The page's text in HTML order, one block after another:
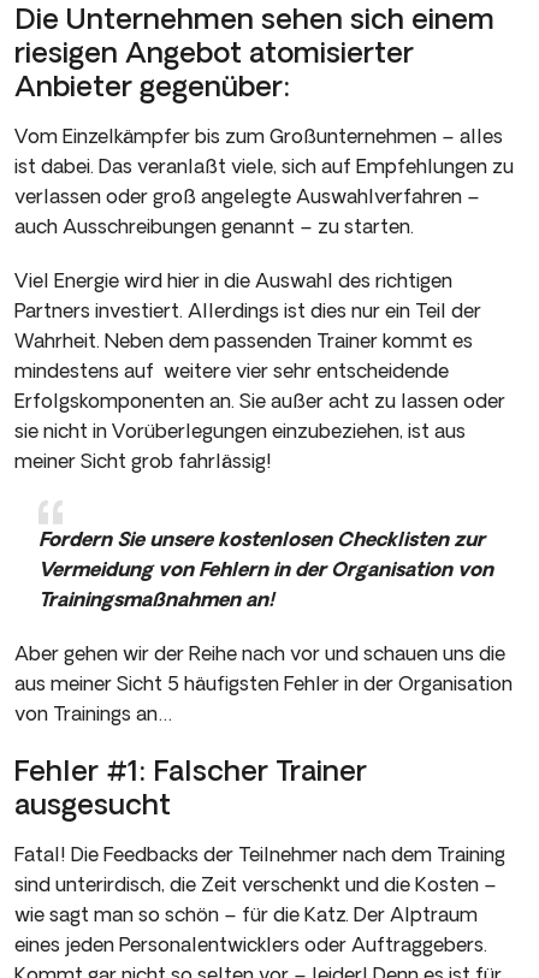
Die Unternehmen sehen sich einem
riesigen Angebot atomisierter
Anbieter gegenüber:
Vom Einzelkämpfer bis zum Großunternehmen – alles
ist dabei. Das veranlaßt viele, sich auf Empfehlungen zu
verlassen oder groß angelegte Auswahlverfahren –
auch Ausschreibungen genannt – zu starten.
Viel Energie wird hier in die Auswahl des richtigen
Partners investiert. Allerdings ist dies nur ein Teil der
Wahrheit. Neben dem passenden Trainer kommt es
mindestens auf weitere vier sehr entscheidende
Erfolgskomponenten an. Sie außer acht zu lassen oder
sie nicht in Vorüberlegungen einzubeziehen, ist aus
meiner Sicht grob fahrlässig!
Fordern Sie unsere kostenlosen Checklisten zur
Vermeidung von Fehlern in der Organisation von
Trainingsmaßnahmen an!
Aber gehen wir der Reihe nach vor und schauen uns die
aus meiner Sicht 5 häufigsten Fehler in der Organisation
von Trainings an…
Fehler #1: Falscher Trainer
ausgesucht
Fatal! Die Feedbacks der Teilnehmer nach dem Training
sind unterirdisch, die Zeit verschenkt und die Kosten –
wie sagt man so schön – für die Katz. Der Alptraum
eines jeden Personalentwicklers oder Auftraggebers.